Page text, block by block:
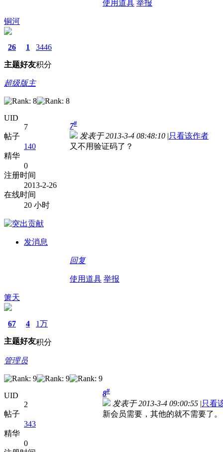
使用道具 举报
铜河
26
主题
1
好友
3446
积分
超级版主
UID
7
帖子
140
精华
0
注册时间
2013-2-26
在线时间
20 小时
发消息
7#
发表于 2013-3-4 08:48:10 |只看该作者
又不用验证码了？
回复
使用道具 举报
箫天
67
主题
4
好友
1万
积分
管理员
UID
2
帖子
343
精华
0
8#
发表于 2013-3-4 09:00:55 |只看
新会员需要，其他的就不需要了。